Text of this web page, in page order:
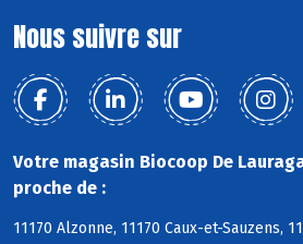
Nous suivre sur
Votre magasin Biocoop De
proche de :
11170 Alzonne, 11170 Caux-et-Sauzens,